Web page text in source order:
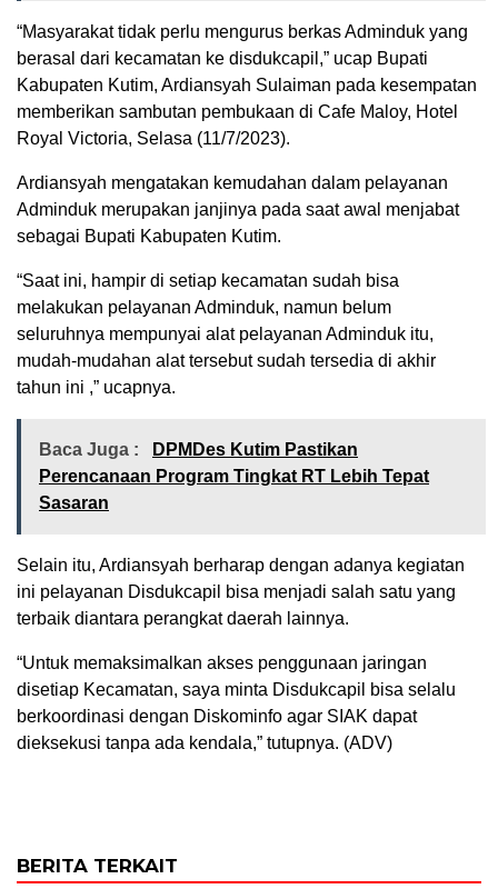
“Masyarakat tidak perlu mengurus berkas Adminduk yang
berasal dari kecamatan ke disdukcapil,” ucap Bupati
Kabupaten Kutim, Ardiansyah Sulaiman pada kesempatan
memberikan sambutan pembukaan di Cafe Maloy, Hotel
Royal Victoria, Selasa (11/7/2023).
Ardiansyah mengatakan kemudahan dalam pelayanan
Adminduk merupakan janjinya pada saat awal menjabat
sebagai Bupati Kabupaten Kutim.
“Saat ini, hampir di setiap kecamatan sudah bisa
melakukan pelayanan Adminduk, namun belum
seluruhnya mempunyai alat pelayanan Adminduk itu,
mudah-mudahan alat tersebut sudah tersedia di akhir
tahun ini ,” ucapnya.
Baca Juga :
DPMDes Kutim Pastikan
Perencanaan Program Tingkat RT Lebih Tepat
Sasaran
Selain itu, Ardiansyah berharap dengan adanya kegiatan
ini pelayanan Disdukcapil bisa menjadi salah satu yang
terbaik diantara perangkat daerah lainnya.
“Untuk memaksimalkan akses penggunaan jaringan
disetiap Kecamatan, saya minta Disdukcapil bisa selalu
berkoordinasi dengan Diskominfo agar SIAK dapat
dieksekusi tanpa ada kendala,” tutupnya. (ADV)
BERITA TERKAIT